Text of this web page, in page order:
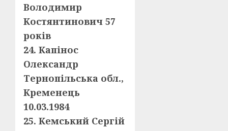
Володимир
Костянтинович 57
років
24. Капінос
Олександр
Тернопільська обл.,
Кременець
10.03.1984
25. Кемський Сергій